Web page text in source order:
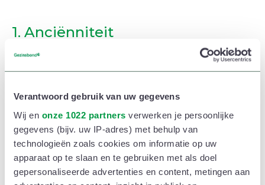
Verantwoord gebruik van uw gegevens
Wij en onze 1022 partners verwerken je persoonlijke
gegevens (bijv. uw IP-adres) met behulp van
technologieën zoals cookies om informatie op uw
apparaat op te slaan en te gebruiken met als doel
gepersonaliseerde advertenties en content, metingen aan
1. Anciënniteit
Je moet minstens 2 jaar – of zelfs 3 jaar – in sommige
gevallen in dienst zijn bij je werkgever om het
tijdskrediet op te nemen. Werknemers die voltijds of
deeltijds tijdskrediet mét uitkering aanvragen,
moeten gedurende 12 maanden voor de aanvraag
voltijds hebben gewerkt (incl. gelijkgestelde/
geneutraliseerde periodes). Voor ouderschapsverlof